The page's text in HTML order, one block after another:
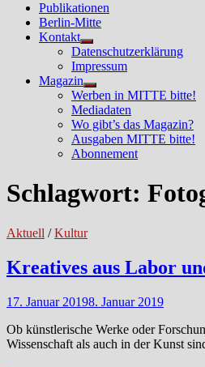
Publikationen
Berlin-Mitte
Kontakt
Untermenü
anzeigen
Datenschutzerklärung
Impressum
Magazin
Untermenü
anzeigen
Werben in MITTE bitte!
Mediadaten
Wo gibt’s das Magazin?
Ausgaben MITTE bitte!
Abonnement
Schlagwort:
Aktuell /Kultur
Kreatives aus Labor
17. Januar 20198. Januar 2019
Ob künstlerische Werke oder
Wissenschaft als auch in der Kunst